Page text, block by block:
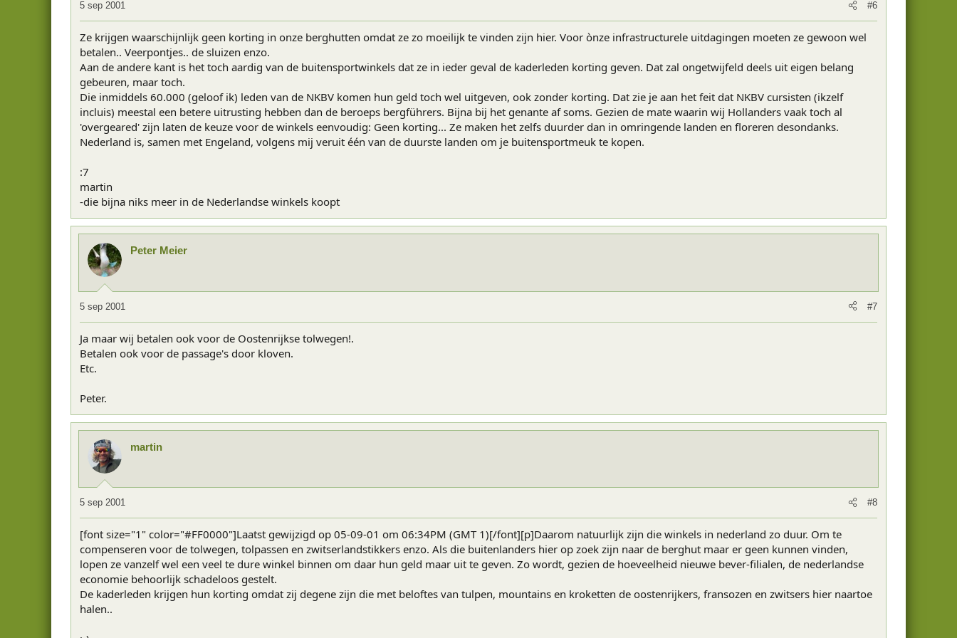
5 sep 2001 #6
Ze krijgen waarschijnlijk geen korting in onze berghutten omdat ze zo moeilijk te vinden zijn hier. Voor ònze infrastructurele uitdagingen moeten ze gewoon wel
betalen.. Veerpontjes.. de sluizen enzo.
Aan de andere kant is het toch aardig van de buitensportwinkels dat ze in ieder geval de kaderleden korting geven. Dat zal ongetwijfeld deels uit eigen belang
gebeuren, maar toch.
Die inmiddels 60.000 (geloof ik) leden van de NKBV komen hun geld toch wel uitgeven, ook zonder korting. Dat zie je aan het feit dat NKBV cursisten (ikzelf
incluis) meestal een betere uitrusting hebben dan de beroeps bergführers. Bijna bij het genante af soms. Gezien de mate waarin wij Hollanders vaak toch al
'overgeared' zijn laten de keuze voor de winkels eenvoudig: Geen korting... Ze maken het zelfs duurder dan in omringende landen en floreren desondanks.
Nederland is, samen met Engeland, volgens mij veruit één van de duurste landen om je buitensportmeuk te kopen.
:7
martin
-die bijna niks meer in de Nederlandse winkels koopt
Peter Meier
5 sep 2001 #7
Ja maar wij betalen ook voor de Oostenrijkse tolwegen!.
Betalen ook voor de passage's door kloven.
Etc.
Peter.
martin
5 sep 2001 #8
[font size="1" color="#FF0000"]Laatst gewijzigd op 05-09-01 om 06:34PM (GMT 1)[/font][p]Daarom natuurlijk zijn die winkels in nederland zo duur. Om te
compenseren voor de tolwegen, tolpassen en zwitserlandstikkers enzo. Als die buitenlanders hier op zoek zijn naar de berghut maar er geen kunnen vinden,
lopen ze vanzelf wel een veel te dure winkel binnen om daar hun geld maar uit te geven. Zo wordt, gezien de hoeveelheid nieuwe bever-filialen, de nederlandse
economie behoorlijk schadeloos gestelt.
De kaderleden krijgen hun korting omdat zij degene zijn die met beloftes van tulpen, mountains en kroketten de oostenrijkers, fransozen en zwitsers hier naartoe
halen..